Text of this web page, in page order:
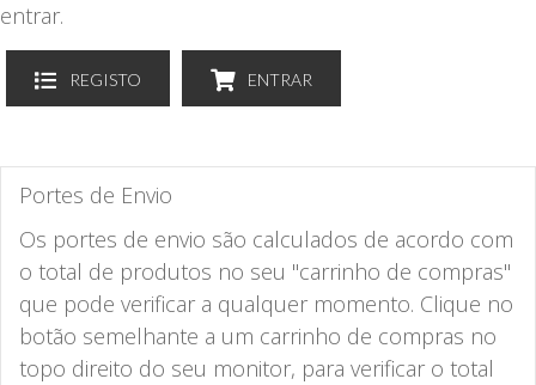
entrar.
REGISTO ENTRAR
Portes de Envio
Os portes de envio são calculados de acordo com
o total de produtos no seu "carrinho de compras"
que pode verificar a qualquer momento. Clique no
botão semelhante a um carrinho de compras no
topo direito do seu monitor, para verificar o total